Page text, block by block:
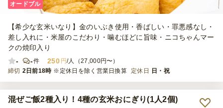
オードブル
【希少な玄米いなり】金のいぶき使用・香ばしい・罪悪感なし・
差し入れに・米屋のこだわり・噛むほどに旨味・ニコちゃんマー
クの焼印入り
-
-件 250 円/人（27,000円〜）
締切 2日前18時 ※定休日を除く営業日換算 定休日 日・祝
混ぜご飯2種入り！4種の玄米おにぎり(1人2個)